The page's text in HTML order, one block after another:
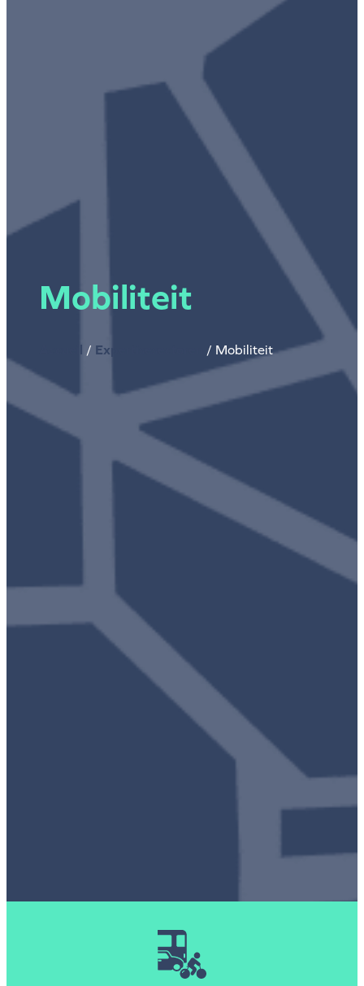
Mobiliteit
Accueil / Expertisesectoren / Mobiliteit